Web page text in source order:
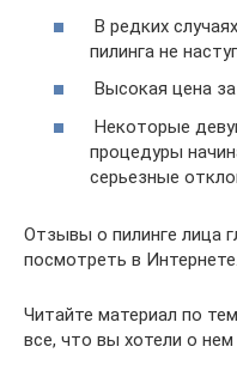
В редких
пилинга не
Высокая цена
Некоторые
процедуры
серьезные
Отзывы о пилинге лица
посмотреть в Интернете.
Читайте материал по
все, что вы хотели о нем